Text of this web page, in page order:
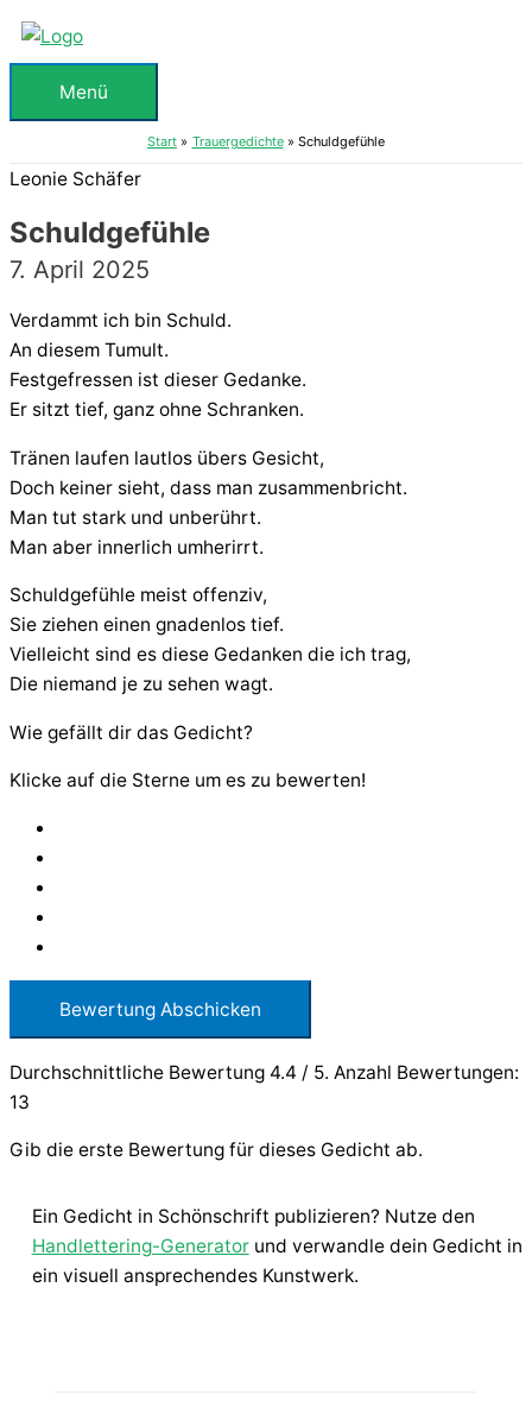
Zum
Inhalt
springenMenü
Menü
Start Trauergedichte Schuldgefühle
Leonie Schäfer
Schuldgefühle
7. April 2025
Verdammt ich bin Schuld.
An diesem Tumult.
Festgefressen ist dieser Gedanke.
Er sitzt tief, ganz ohne Schranken.
Tränen laufen lautlos übers Gesicht,
Doch keiner sieht, dass man zusammenbricht.
Man tut stark und unberührt.
Man aber innerlich umherirrt.
Schuldgefühle meist offenziv,
Sie ziehen einen gnadenlos tief.
Vielleicht sind es diese Gedanken die ich trag,
Die niemand je zu sehen wagt.
Wie gefällt dir das Gedicht?
Klicke auf die Sterne um es zu bewerten!
Bewertung Abschicken
Durchschnittliche Bewertung 4.4 / 5. Anzahl Bewertungen:
13
Gib die erste Bewertung für dieses Gedicht ab.
Ein Gedicht in Schönschrift publizieren? Nutze den
Handlettering-Generatorund verwandle dein Gedicht in
ein visuell ansprechendes Kunstwerk.